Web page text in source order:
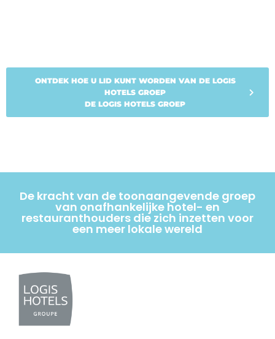
ONTDEK HOE U LID KUNT WORDEN VAN DE LOGIS
HOTELS GROEP
DE LOGIS HOTELS GROEP
De kracht van de toonaangevende groep
van onafhankelijke hotel- en
restauranthouders die zich inzetten voor
een meer lokale wereld